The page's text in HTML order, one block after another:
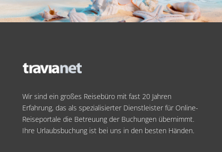
Wir sind ein großes Reisebüro mit fast 20 Jahren
Erfahrung, das als spezialisierter Dienstleister für Online-
Reiseportale die Betreuung der Buchungen übernimmt.
Ihre Urlaubsbuchung ist bei uns in den besten Händen.